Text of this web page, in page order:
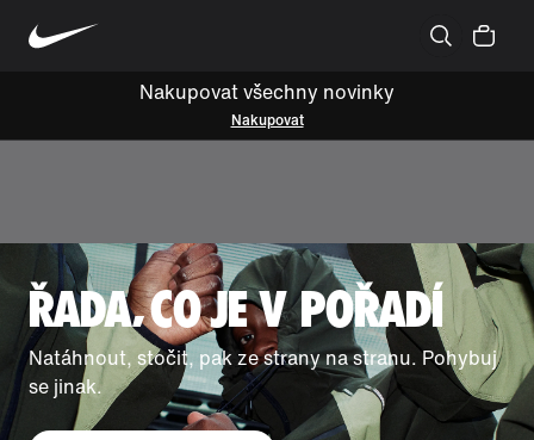
Nakupovat všechny novinky
Nakupovat
ŘADA, CO JE V POŘADÍ
Natáhnout, stočit, pak ze strany na stranu. Pohybuj
se jinak.